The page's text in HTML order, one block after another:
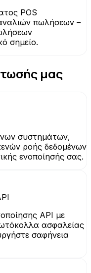
POS
πωλήσεων –
σημείο.
μας
συστημάτων,
ροής δεδομένων
ενοποίησής σας.
API με
ασφαλείας
σαφήνεια